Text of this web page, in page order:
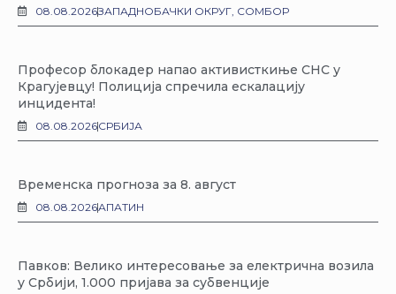
08.08.2026ЗАПАДНОБАЧКИ ОКРУГ, СОМБОР
Професор блокадер напао активисткиње СНС у
Крагујевцу! Полиција спречила ескалацију
инцидента!
08.08.2026СРБИЈА
Временска прогноза за 8. август
08.08.2026АПАТИН
Павков: Велико интересовање за електрична возила
у Србији, 1.000 пријава за субвенције